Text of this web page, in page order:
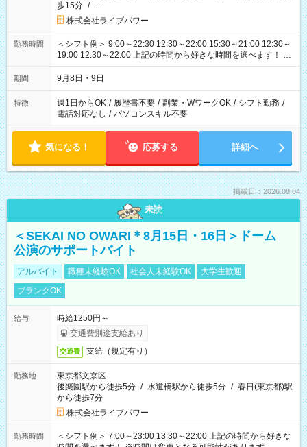
歩15分 / …
株式会社ライブパワー
勤務時間
＜シフト例＞ 9:00～22:30 12:30～22:00 15:30～21:00 12:30～
19:00 12:30～22:00 上記の時間から好きな時間を選べます！ ※
時間は変更となる可能性があります
期間 9月8日・9日
特徴 週1日からOK / 履歴書不要 / 副業・WワークOK / シフト勤務 /
電話対応なし / パソコンスキル不要
気になる！ 応募する 詳細へ
掲載日：2026.08.04
未読
＜SEKAI NO OWARI＊8月15日・16日＞ドーム
公演のサポートバイト
アルバイト 職種未経験OK 社会人未経験OK
大学生歓迎
ブランクOK
給与
時給1250円～
交通費別途支給あり
交通費 支給（規定有り）
勤務地
東京都文京区
後楽園駅から徒歩5分 / 水道橋駅から徒歩5分 / 春日(東京都)駅
から徒歩7分
株式会社ライブパワー
勤務時間
＜シフト例＞ 7:00～23:00 13:30～22:00 上記の時間から好きな